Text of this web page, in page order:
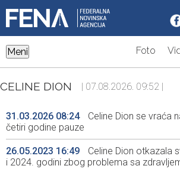
Meni Foto
CELINE DION | 07.08.2026. 09:52 |
31.03.2026 08:24
Celine Dion se vraća
četiri godine pauze
26.05.2023 16:49
Celine Dion otkazala
i 2024. godini zbog problema sa